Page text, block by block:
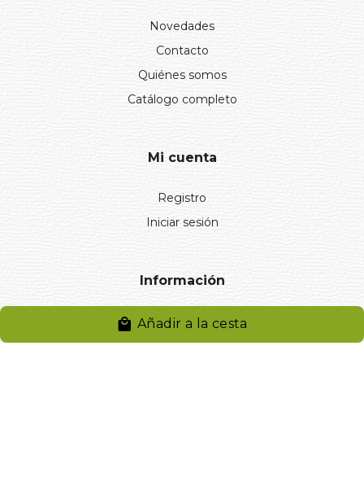
Añadir a la cesta
Novedades
Contacto
Quiénes somos
Catálogo completo
Mi cuenta
Registro
Iniciar sesión
Información
Aviso legal
Política de privacidad